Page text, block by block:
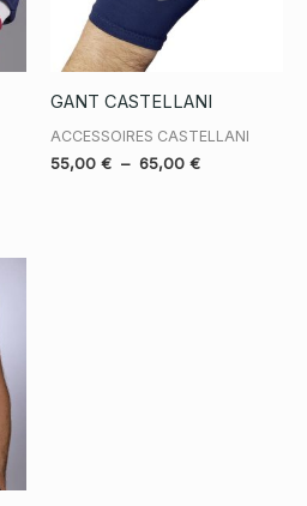
GANT CASTELLANI
ACCESSOIRES CASTELLANI
55,00 € – 65,00 €Plage